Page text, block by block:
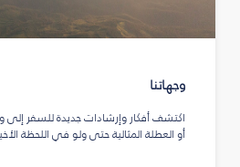
وجهاتنا
اكتشف أفكار وإرشادات جديدة للسفر إلى
أو العطلة المثالية حتى ولو في اللحظة